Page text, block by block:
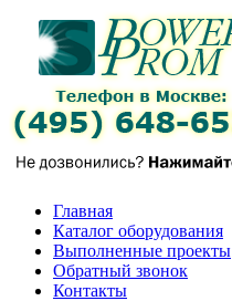
Главная
Каталог оборудования
Выполненные проекты
Обратный звонок
Контакты